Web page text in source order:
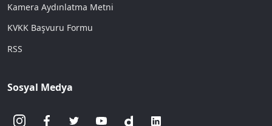
Kamera Aydınlatma Metni
KVKK Başvuru Formu
RSS
Sosyal Medya